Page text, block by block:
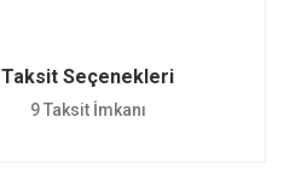
Taksit Seçenekleri
9 Taksit İmkanı